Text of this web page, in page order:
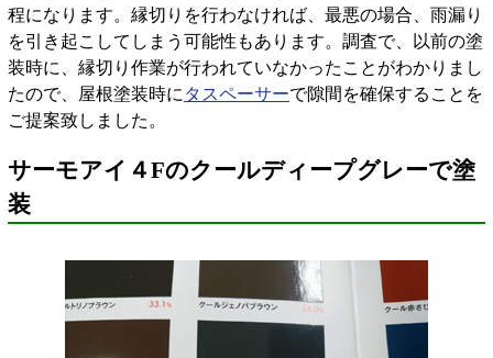
程になります。縁切りを行わなければ、最悪の場合、雨漏り
を引き起こしてしまう可能性もあります。調査で、以前の塗
装時に、縁切り作業が行われていなかったことがわかりまし
たので、屋根塗装時に タスペーサーで隙間を確保することを
ご提案致しました。
サーモアイ４Fのクールディープグレーで塗
装